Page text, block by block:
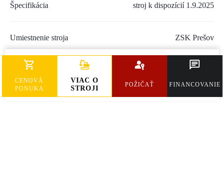
Špecifikácia stroj k dispozícií 1.9.2025
Umiestnenie stroja ZSK Prešov
Cena bez DPH 88 000 €
CENOVÁ
PONUKA
VIAC O
STROJI
POŽIČAŤ FINANCOVANIE